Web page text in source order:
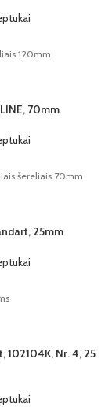
120mm
70mm
šereliais 70mm
25mm
102104K, Nr. 4, 25